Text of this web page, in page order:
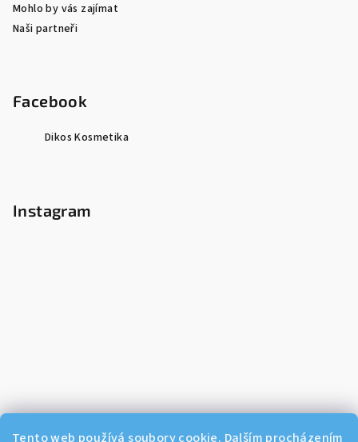
Tento web používá soubory cookie. Dalším procházením
Mohlo by vás zajímat
Naši partneři
Facebook
Dikos Kosmetika
Instagram